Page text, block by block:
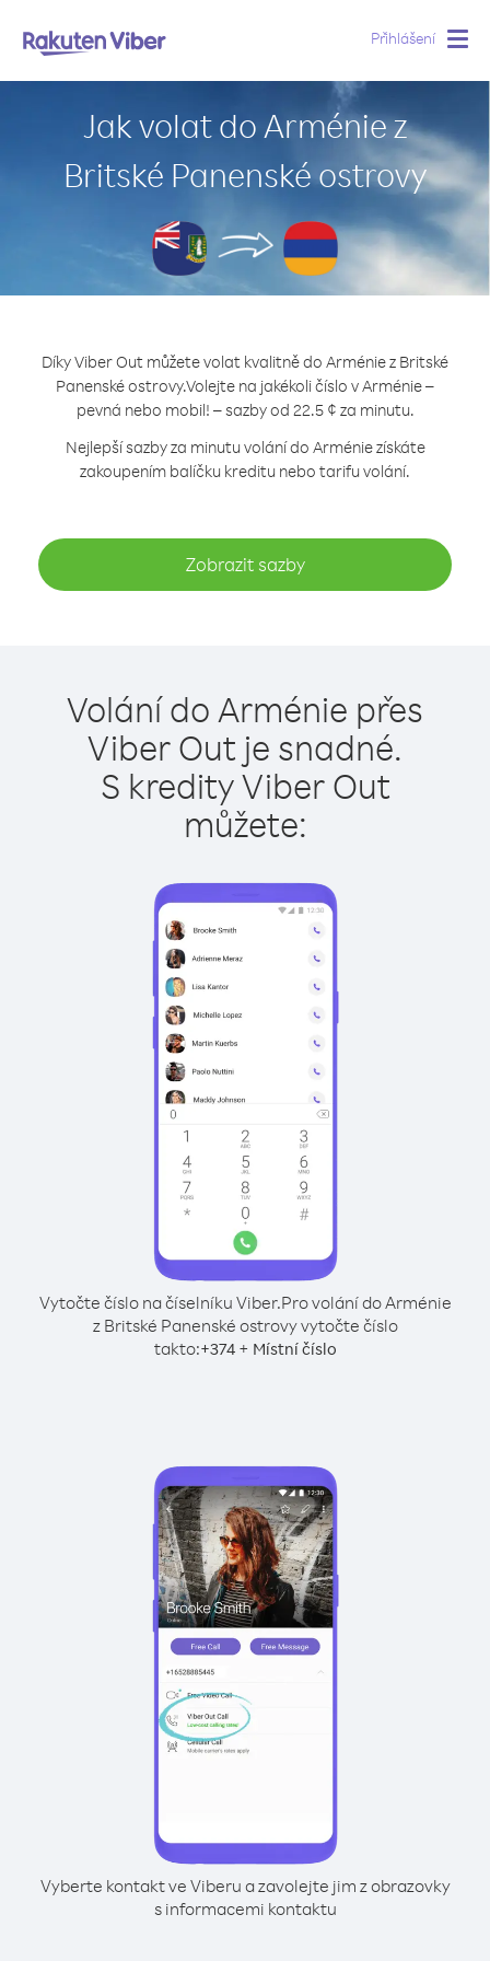
Přihlášení
Jak volat do Arménie z
Britské Panenské ostrovy
Díky Viber Out můžete volat kvalitně do Arménie z Britské
Panenské ostrovy.Volejte na jakékoli číslo v Arménie –
pevná nebo mobil! – sazby od 22.5 ¢ za minutu.
Nejlepší sazby za minutu volání do Arménie získáte
zakoupením balíčku kreditu nebo tarifu volání.
Zobrazit sazby
Volání do Arménie přes
Viber Out je snadné.
S kredity Viber Out
můžete:
Vytočte číslo na číselníku Viber.Pro volání do Arménie
z Britské Panenské ostrovy vytočte číslo
takto:+374+ Místní číslo
Vyberte kontakt ve Viberu a zavolejte jim z obrazovky
s informacemi kontaktu